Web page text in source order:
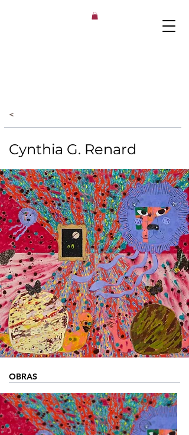
<
Cynthia G. Renard
OBRAS